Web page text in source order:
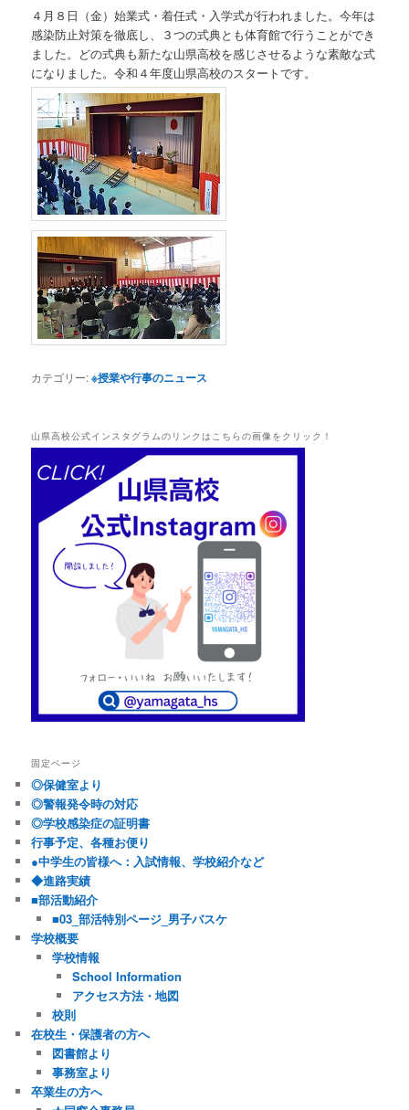
４月８日（金）始業式・着任式・入学式が行われました。今年は
感染防止対策を徹底し、３つの式典とも体育館で行うことができ
ました。どの式典も新たな山県高校を感じさせるような素敵な式
になりました。令和４年度山県高校のスタートです。
カテゴリー:※授業や行事のニュース
山県高校公式インスタグラムのリンクはこちらの画像をクリック！
固定ページ
◎保健室より
◎警報発令時の対応
◎学校感染症の証明書
行事予定、各種お便り
●中学生の皆様へ：入試情報、学校紹介など
◆進路実績
■部活動紹介
■03_部活特別ページ_男子バスケ
学校概要
学校情報
School Information
アクセス方法・地図
校則
在校生・保護者の方へ
図書館より
事務室より
卒業生の方へ